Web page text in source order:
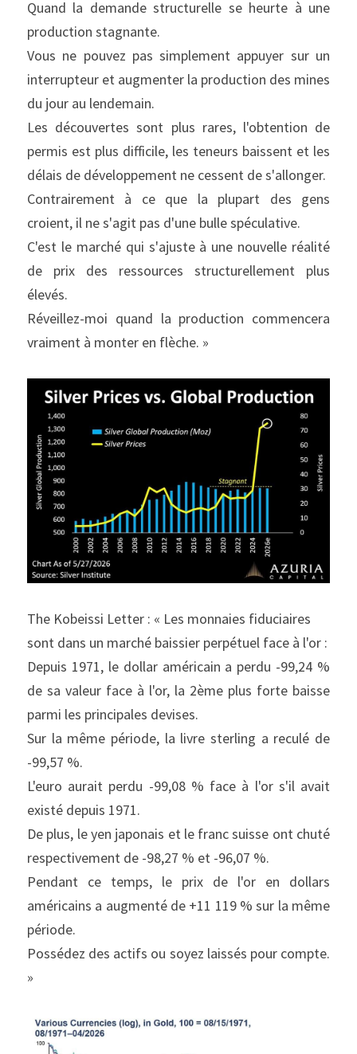
Quand la demande structurelle se heurte à une
production stagnante.
Vous ne pouvez pas simplement appuyer sur un
interrupteur et augmenter la production des mines
du jour au lendemain.
Les découvertes sont plus rares, l'obtention de
permis est plus difficile, les teneurs baissent et les
délais de développement ne cessent de s'allonger.
Contrairement à ce que la plupart des gens
croient, il ne s'agit pas d'une bulle spéculative.
C'est le marché qui s'ajuste à une nouvelle réalité
de prix des ressources structurellement plus
élevés.
Réveillez-moi quand la production commencera
vraiment à monter en flèche. »
The Kobeissi Letter : « Les monnaies fiduciaires
sont dans un marché baissier perpétuel face à l'or :
Depuis 1971, le dollar américain a perdu -99,24 %
de sa valeur face à l'or, la 2ème plus forte baisse
parmi les principales devises.
Sur la même période, la livre sterling a reculé de
-99,57 %.
L'euro aurait perdu -99,08 % face à l'or s'il avait
existé depuis 1971.
De plus, le yen japonais et le franc suisse ont chuté
respectivement de -98,27 % et -96,07 %.
Pendant ce temps, le prix de l'or en dollars
américains a augmenté de +11 119 % sur la même
période.
Possédez des actifs ou soyez laissés pour compte.
»